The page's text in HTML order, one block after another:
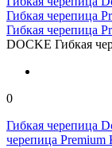
Гибкая черепица
Гибкая черепица
DOCKE Гибкая
0
Гибкая черепица
черепица Premium